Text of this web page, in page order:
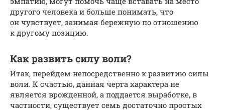
другого человека и больше понимать, что
он чувствует, занимая бережную по отношению
к другому позицию.
Как развить силу воли?
Итак, перейдем непосредственно к развитию силы
воли. К счастью, данная черта характера не
является врожденной, а поддается выработке, в
частности, существует семь достаточно простых